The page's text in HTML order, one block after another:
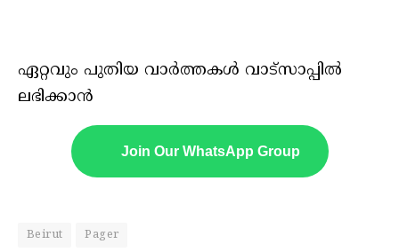
ഏറ്റവും പുതിയ വാർത്തകൾ വാട്സാപ്പിൽ
ലഭിക്കാൻ
Join Our WhatsApp Group
Beirut Pager